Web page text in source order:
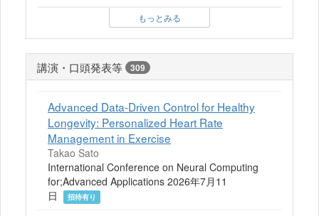
もっとみる
講演・口頭発表等 309
Advanced Data-Driven Control for Healthy
Longevity: Personalized Heart Rate
Management in Exercise
Takao Sato
International Conference on Neural Computing
for;Advanced Applications 2026年7月11
日
招待有り